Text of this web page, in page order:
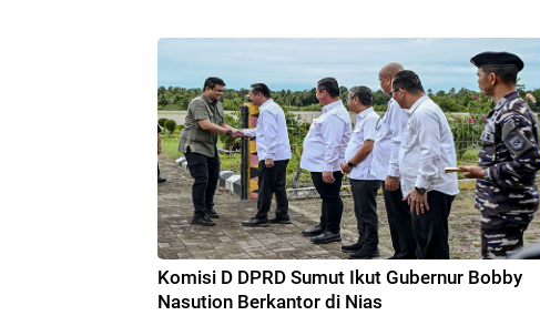
Komisi D DPRD Sumut Ikut Gubernur Bobby
Nasution Berkantor di Nias